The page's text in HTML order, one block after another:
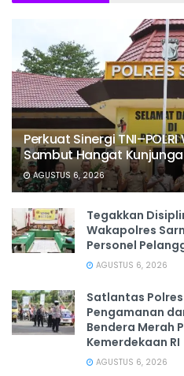
Perkuat Sinergi
Sambut Hangat
AGUSTUS 6, 2026
Tegakkan
Wakapolres
Personel
AGUSTUS 6, 2026
Satlantas
Pengamanan
Bendera Merah
Kemerdekaan RI
AGUSTUS 6, 2026